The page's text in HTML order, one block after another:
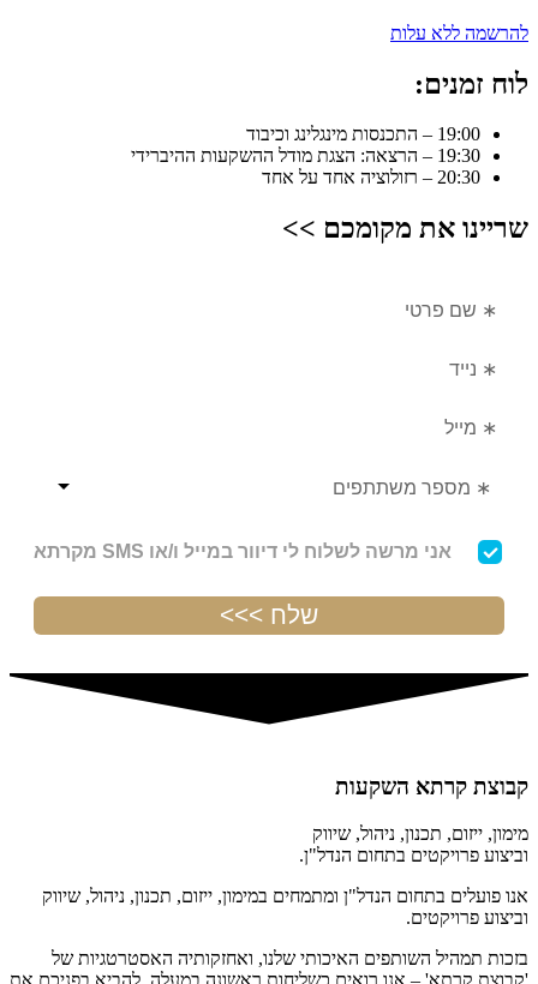
להרשמה ללא עלות
לוח זמנים:
19:00 – התכנסות מינגלינג וכיבוד
19:30 – הרצאה: הצגת מודל ההשקעות ההיברידי
20:30 – רזולוציה אחד על אחד
שריינו את מקומכם >>
קבוצת קרתא השקעות
מימון, ייזום, תכנון, ניהול, שיווק
וביצוע פרויקטים בתחום הנדל"ן.
אנו פועלים בתחום הנדל"ן ומתמחים במימון, ייזום, תכנון, ניהול, שיווק
וביצוע פרויקטים.
בזכות תמהיל השותפים האיכותי שלנו, ואחזקותיה האסטרטגיות של
'קבוצת קרתא' – אנו רואים כשליחות ראשונה במעלה, להביא בפניכם את